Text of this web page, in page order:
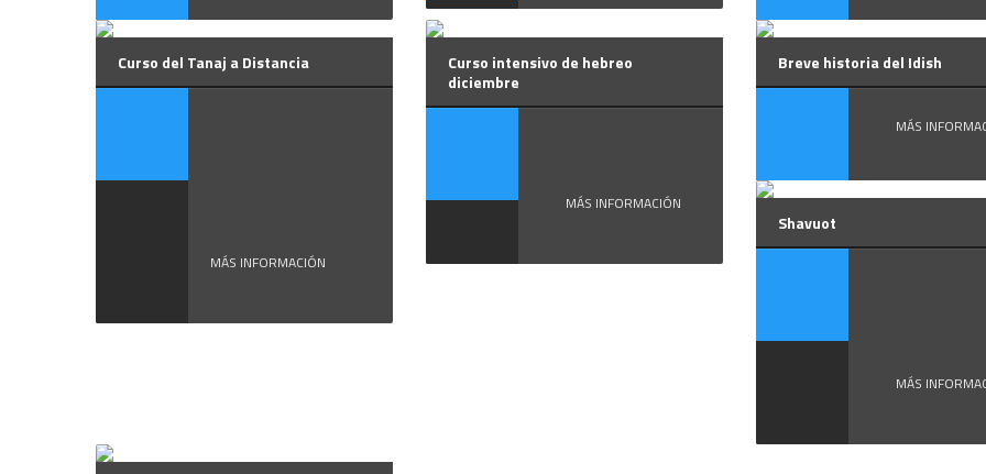
Curso del Tanaj a Distancia
MÁS INFORMACIÓN
Curso intensivo de hebreo
diciembre
MÁS INFORMACIÓN
Breve historia del Idish
MÁS
Shavuot
MÁS